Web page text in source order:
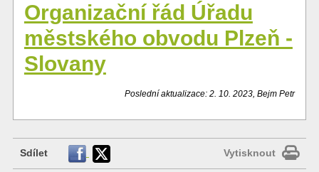
Organizační řád Úřadu
městského obvodu Plzeň -
Slovany
Poslední aktualizace: 2. 10. 2023, Bejm Petr
Sdílet Vytisknout